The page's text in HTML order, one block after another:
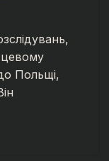
Польщі,